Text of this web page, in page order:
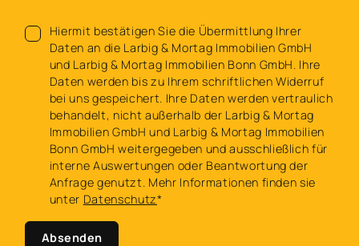
Hiermit bestätigen Sie die Übermittlung Ihrer
Daten an die Larbig & Mortag Immobilien GmbH
und Larbig & Mortag Immobilien Bonn GmbH. Ihre
Daten werden bis zu Ihrem schriftlichen Widerruf
bei uns gespeichert. Ihre Daten werden vertraulich
behandelt, nicht außerhalb der Larbig & Mortag
Immobilien GmbH und Larbig & Mortag Immobilien
Bonn GmbH weitergegeben und ausschließlich für
interne Auswertungen oder Beantwortung der
Anfrage genutzt. Mehr Informationen finden sie
unter Datenschutz*
Absenden